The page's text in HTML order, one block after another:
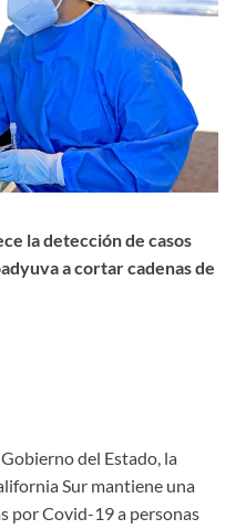
la detección de casos
a cortar cadenas de
del Estado, la
Sur mantiene una
por Covid-19 a personas